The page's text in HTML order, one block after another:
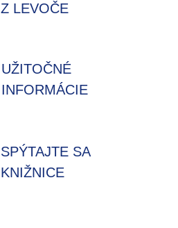
Z LEVOČE
UŽITOČNÉ
INFORMÁCIE
SPÝTAJTE SA
KNIŽNICE